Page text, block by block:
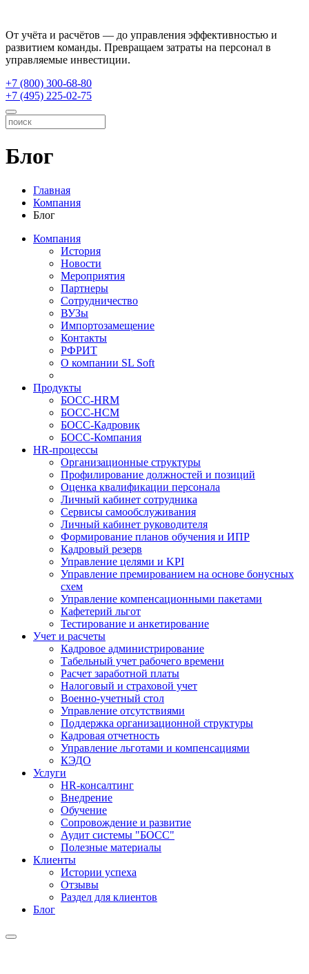
От учёта и расчётов — до управления эффективностью и
развитием команды. Превращаем затраты на персонал в
управляемые инвестиции.
+7 (800) 300-68-80
+7 (495) 225-02-75
Блог
Главная
Компания
Блог
Компания
История
Новости
Мероприятия
Партнеры
Сотрудничество
ВУЗы
Импортозамещение
Контакты
РФРИТ
О компании SL Soft
Продукты
БОСС-HRM
БОСС-HCM
БОСС-Кадровик
БОСС-Компания
HR-процессы
Организационные структуры
Профилирование должностей и позиций
Оценка квалификации персонала
Личный кабинет сотрудника
Сервисы самообслуживания
Личный кабинет руководителя
Формирование планов обучения и ИПР
Кадровый резерв
Управление целями и KPI
Управление премированием на основе бонусных
схем
Управление компенсационными пакетами
Кафетерий льгот
Тестирование и анкетирование
Учет и расчеты
Кадровое администрирование
Табельный учет рабочего времени
Расчет заработной платы
Налоговый и страховой учет
Военно-учетный стол
Управление отсутствиями
Поддержка организационной структуры
Кадровая отчетность
Управление льготами и компенсациями
КЭДО
Услуги
HR-консалтинг
Внедрение
Обучение
Сопровождение и развитие
Аудит системы "БОСС"
Полезные материалы
Клиенты
Истории успеха
Отзывы
Раздел для клиентов
Блог